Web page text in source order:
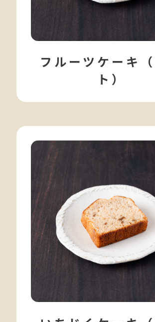
フルーツケーキ
ト）